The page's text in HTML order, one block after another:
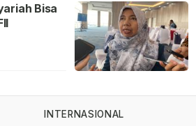
Bisa
INTERNASIONAL